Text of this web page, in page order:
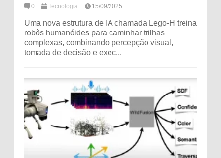
0 Tecnologia 15/09/2025
Uma nova estrutura de IA chamada Lego-H treina
robôs humanóides para caminhar trilhas
complexas, combinando percepção visual,
tomada de decisão e exec...